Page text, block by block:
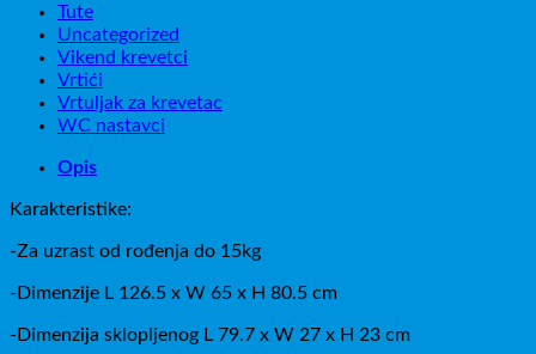
Tute
Uncategorized
Vikend krevetci
Vrtići
Vrtuljak za krevetac
WC nastavci
Opis
Karakteristike:
-Za uzrast od rođenja do 15kg
-Dimenzije L 126.5 x W 65 x H 80.5 cm
-Dimenzija sklopljenog L 79.7 x W 27 x H 23 cm